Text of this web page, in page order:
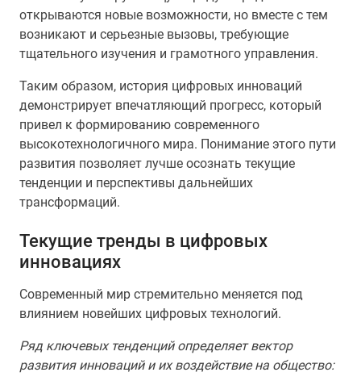
открываются новые возможности, но вместе с тем
возникают и серьезные вызовы, требующие
тщательного изучения и грамотного управления.
Таким образом, история цифровых инноваций
демонстрирует впечатляющий прогресс, который
привел к формированию современного
высокотехнологичного мира. Понимание этого пути
развития позволяет лучше осознать текущие
тенденции и перспективы дальнейших
трансформаций.
Текущие тренды в цифровых
инновациях
Современный мир стремительно меняется под
влиянием новейших цифровых технологий.
Ряд ключевых тенденций определяет вектор
развития инноваций и их воздействие на общество: